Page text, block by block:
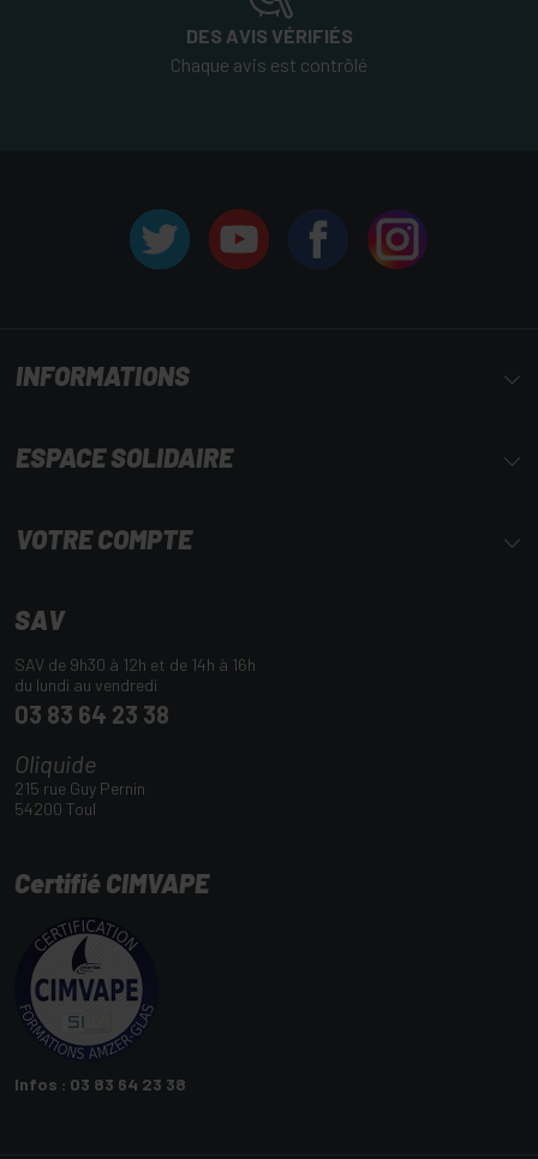
DES AVIS VÉRIFIÉS
Chaque avis est contrôlé
INFORMATIONS
ESPACE SOLIDAIRE
VOTRE COMPTE
SAV
SAV de 9h30 à 12h et de 14h à 16h
du lundi au vendredi
03 83 64 23 38
Oliquide
215 rue Guy Pernin
54200 Toul
Certifié CIMVAPE
Infos : 03 83 64 23 38